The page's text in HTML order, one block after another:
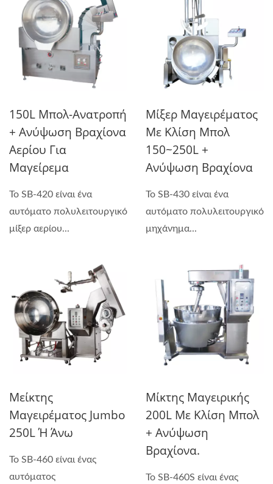
150L Μπολ-Ανατροπή
+ Ανύψωση Βραχίονα
Αερίου Για
Μαγείρεμα
Το SB-420 είναι ένα
αυτόματο πολυλειτουργικό
μίξερ αερίου...
Μίξερ Μαγειρέματος
Με Κλίση Μπολ
150~250L +
Ανύψωση Βραχίονα
Το SB-430 είναι ένα
αυτόματο πολυλειτουργικό
μηχάνημα...
Μείκτης
Μαγειρέματος Jumbo
250L Ή Άνω
Το SB-460 είναι ένας
αυτόματος
Μίκτης Μαγειρικής
200L Με Κλίση Μπολ
+ Ανύψωση
Βραχίονα.
Το SB-460S είναι ένας